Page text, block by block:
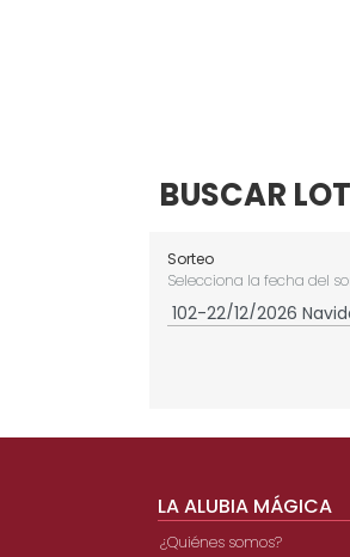
BUSCAR
Sorteo
Selecciona la fecha del
LA ALUBIA MÁGICA
¿Quiénes somos?